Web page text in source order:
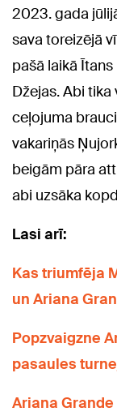
2023. gada
sava toreizējā
pašā laikā
Džejas. Abi
ceļojuma
vakariņās
beigām pāra
abi uzsāka
Lasi arī:
Kas triumfēja
un Ariana
Popzvaigzne
pasaules
Ariana